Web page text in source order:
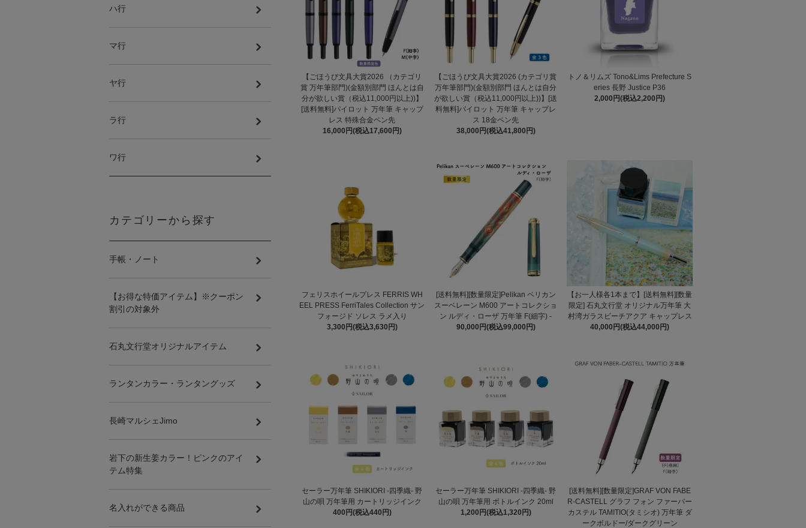
【ごほうび文具大賞2026 （カテゴリ
賞 万年筆部門)(金額別部門 ほんとは自
分が欲しい賞（税込11,000円以上))】
[送料無料]パイロット 万年筆 キャップ
レス 特殊合金ペン先
16,000円(税込17,600円)
【ごほうび文具大賞2026 (カテゴリ賞
万年筆部門)(金額別部門 ほんとは自分
が欲しい賞（税込11,000円以上))】[送
料無料]パイロット 万年筆 キャップレ
ス 18金ペン先
38,000円(税込41,800円)
トノ＆リムズ Tono&Lims Prefecture S
eries 長野 Justice P36
2,000円(税込2,200円)
フェリスホイールプレス FERRIS WH
EEL PRESS FerriTales Collection サン
フォージド ソレス ラメ入り
3,300円(税込3,630円)
[送料無料][数量限定]Pelikan ペリカン
スーベレーン M600 アートコレクショ
ン ルディ・ローザ 万年筆 F(細字) -
90,000円(税込99,000円)
【お一人様各1本まで】[送料無料][数量
限定] 石丸文行堂 オリジナル万年筆 大
村湾ガラスビーチアクア キャップレス
40,000円(税込44,000円)
セーラー万年筆 SHIKIORI -四季織- 野
山の唄 万年筆用 カートリッジインク
400円(税込440円)
セーラー万年筆 SHIKIORI -四季織- 野
山の唄 万年筆用 ボトルインク 20ml
1,200円(税込1,320円)
[送料無料][数量限定]GRAF VON FABE
R-CASTELL グラフ フォン ファーバー
カステル TAMITIO(タミシオ) 万年筆 ダ
ークボルドー/ダークグリーン
ハ行
マ行
ヤ行
ラ行
ワ行
カテゴリーから探す
手帳・ノート
【お得な特価アイテム】※クーポン
割引の対象外
石丸文行堂オリジナルアイテム
ランタンカラー・ランタングッズ
長崎マルシェJimo
岩下の新生姜カラー！ピンクのアイ
テム特集
名入れができる商品